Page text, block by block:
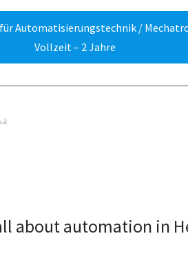
für Automatisierungstechnik /
Vollzeit – 2 Jahre
about automation in